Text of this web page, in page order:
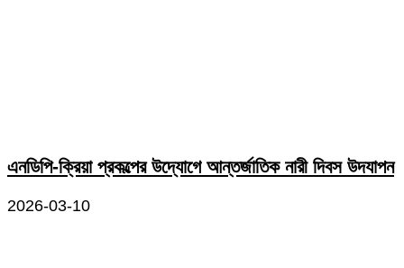
এনডিপি-ক্রিয়া প্রকল্পের উদ্যোগে আন্তর্জাতিক নারী দিবস উদযাপন
2026-03-10